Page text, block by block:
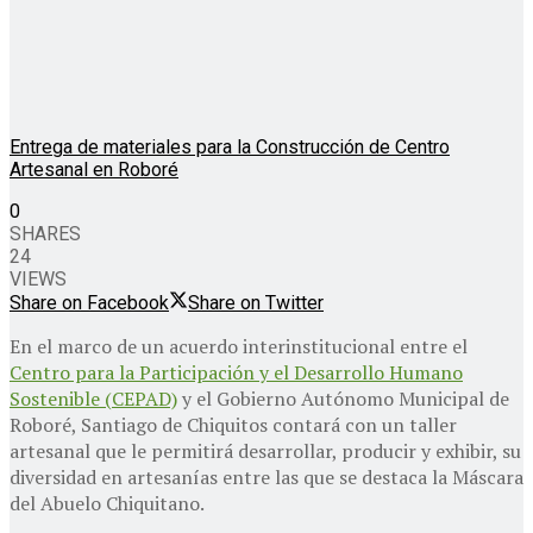
Entrega de materiales para la Construcción de Centro
Artesanal en Roboré
0
SHARES
24
VIEWS
Share on Facebook
Share on Twitter
En el marco de un acuerdo interinstitucional entre el
Centro para la Participación y el Desarrollo Humano
Sostenible (CEPAD)y el Gobierno Autónomo Municipal de
Roboré, Santiago de Chiquitos contará con un taller
artesanal que le permitirá desarrollar, producir y exhibir, su
diversidad en artesanías entre las que se destaca la Máscara
del Abuelo Chiquitano.